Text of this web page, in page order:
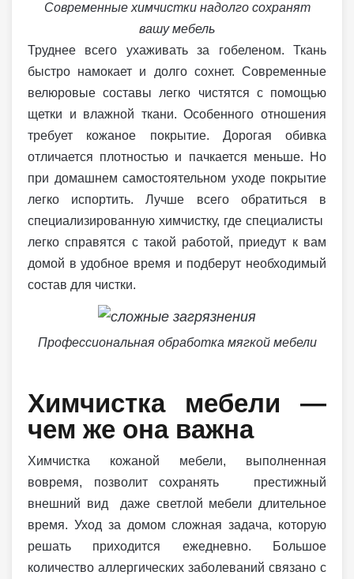
Современные химчистки надолго сохранят
вашу мебель
Труднее всего ухаживать за гобеленом. Ткань
быстро намокает и долго сохнет. Современные
велюровые составы легко чистятся с помощью
щетки и влажной ткани. Особенного отношения
требует кожаное покрытие. Дорогая обивка
отличается плотностью и пачкается меньше. Но
при домашнем самостоятельном уходе покрытие
легко испортить. Лучше всего обратиться в
специализированную химчистку, где специалисты
легко справятся с такой работой, приедут к вам
домой в удобное время и подберут необходимый
состав для чистки.
Профессиональная обработка мягкой мебели
Химчистка мебели —
чем же она важна
Химчистка кожаной мебели, выполненная
вовремя, позволит сохранять престижный
внешний вид даже светлой мебели длительное
время. Уход за домом сложная задача, которую
решать приходится ежедневно. Большое
количество аллергических заболеваний связано с